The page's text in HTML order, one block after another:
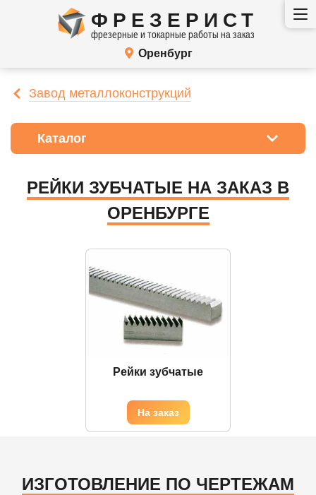
ФРЕЗЕРИСТ
фрезерные и токарные работы на заказ
Оренбург
Завод металлоконструкций
Каталог
РЕЙКИ ЗУБЧАТЫЕ НА ЗАКАЗ В
ОРЕНБУРГЕ
Рейки зубчатые
ИЗГОТОВЛЕНИЕ ПО ЧЕРТЕЖАМ